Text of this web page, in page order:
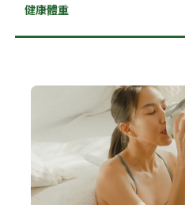
健康體重